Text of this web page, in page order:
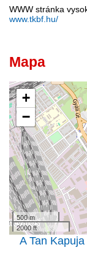
WWW stránka
www.tkbf.hu/
Mapa
+
−
500 m
2000 ft
A Tan